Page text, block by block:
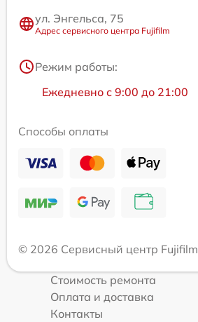
ул. Энгельса, 75
Адрес сервисного центра Fujifilm
Режим работы:
Ежедневно с 9:00 до 21:00
Способы оплаты
© 2026 Сервисный центр Fujifilm
Стоимость ремонта
Оплата и доставка
Контакты